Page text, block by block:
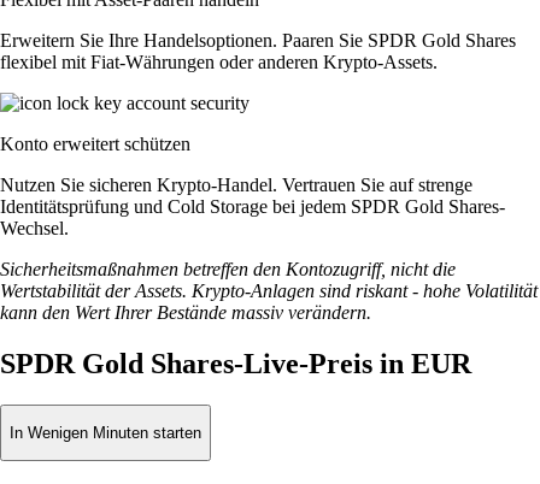
Erweitern Sie Ihre Handelsoptionen. Paaren Sie SPDR Gold Shares
flexibel mit Fiat-Währungen oder anderen Krypto-Assets.
Konto erweitert schützen
Nutzen Sie sicheren Krypto-Handel. Vertrauen Sie auf strenge
Identitätsprüfung und Cold Storage bei jedem SPDR Gold Shares-
Wechsel.
Sicherheitsmaßnahmen betreffen den Kontozugriff, nicht die
Wertstabilität der Assets. Krypto-Anlagen sind riskant - hohe Volatilität
kann den Wert Ihrer Bestände massiv verändern.
SPDR Gold Shares-Live-Preis in EUR
In Wenigen Minuten starten